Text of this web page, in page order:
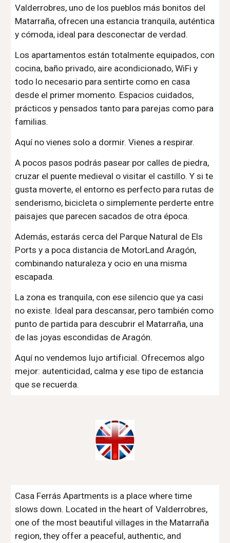
Valderrobres, uno de los pueblos más bonitos del
Matarraña, ofrecen una estancia tranquila, auténtica
y cómoda, ideal para desconectar de verdad.
Los apartamentos están totalmente equipados, con
cocina, baño privado, aire acondicionado, WiFi y
todo lo necesario para sentirte como en casa
desde el primer momento. Espacios cuidados,
prácticos y pensados tanto para parejas como para
familias.
Aquí no vienes solo a dormir. Vienes a respirar.
A pocos pasos podrás pasear por calles de piedra,
cruzar el puente medieval o visitar el castillo. Y si te
gusta moverte, el entorno es perfecto para rutas de
senderismo, bicicleta o simplemente perderte entre
paisajes que parecen sacados de otra época.
Además, estarás cerca del Parque Natural de Els
Ports y a poca distancia de MotorLand Aragón,
combinando naturaleza y ocio en una misma
escapada.
La zona es tranquila, con ese silencio que ya casi
no existe. Ideal para descansar, pero también como
punto de partida para descubrir el Matarraña, una
de las joyas escondidas de Aragón.
Aquí no vendemos lujo artificial. Ofrecemos algo
mejor: autenticidad, calma y ese tipo de estancia
que se recuerda.
Casa Ferrás Apartments is a place where time
slows down. Located in the heart of Valderrobres,
one of the most beautiful villages in the Matarraña
region, they offer a peaceful, authentic, and